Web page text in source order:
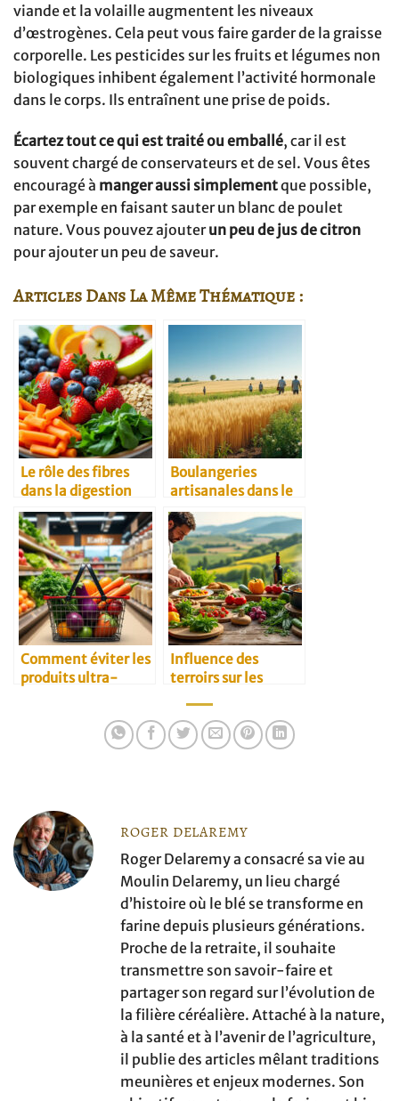
viande et la volaille augmentent les niveaux
d’œstrogènes. Cela peut vous faire garder de la graisse
corporelle. Les pesticides sur les fruits et légumes non
biologiques inhibent également l’activité hormonale
dans le corps. Ils entraînent une prise de poids.
Écartez tout ce qui est traité ou emballé, car il est
souvent chargé de conservateurs et de sel. Vous êtes
encouragé à manger aussi simplementque possible,
par exemple en faisant sauter un blanc de poulet
nature. Vous pouvez ajouterun peu de jus de citron
pour ajouter un peu de saveur.
Articles Dans La Même Thématique :
Le rôle des fibres
dans la digestion
Boulangeries
artisanales dans le
Kansai et douceurs
locales à rapporter
Comment éviter les
produits ultra-
Influence des
terroirs sur les
ROGER DELAREMY
Roger Delaremy a consacré sa vie au
Moulin Delaremy, un lieu chargé
d’histoire où le blé se transforme en
farine depuis plusieurs générations.
Proche de la retraite, il souhaite
transmettre son savoir-faire et
partager son regard sur l’évolution de
la filière céréalière. Attaché à la nature,
à la santé et à l’avenir de l’agriculture,
il publie des articles mêlant traditions
meunières et enjeux modernes. Son